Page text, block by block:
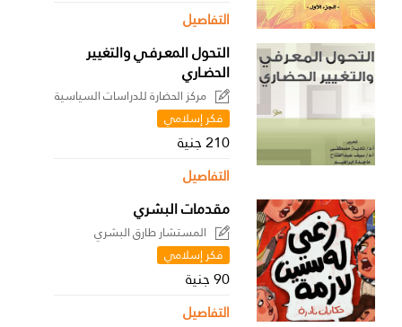
التفاصيل
التحول المعـرفـي والتغيير
الحضـاري
مركز الحضارة للدراسات السياسية
فكر إسلامي
210 جنية
التفاصيل
مقدمات البشري
المستشار طارق البشري
فكر إسلامي
90 جنية
التفاصيل